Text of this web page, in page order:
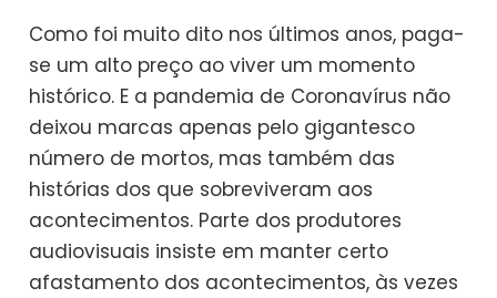
Como foi muito dito nos últimos anos, paga-
se um alto preço ao viver um momento
histórico. E a pandemia de Coronavírus não
deixou marcas apenas pelo gigantesco
número de mortos, mas também das
histórias dos que sobreviveram aos
acontecimentos. Parte dos produtores
audiovisuais insiste em manter certo
afastamento dos acontecimentos, às vezes